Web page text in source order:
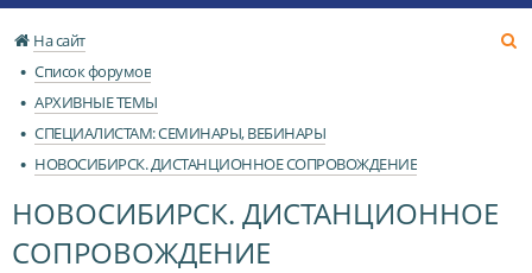
На сайт
Список форумов
АРХИВНЫЕ ТЕМЫ
СПЕЦИАЛИСТАМ: СЕМИНАРЫ, ВЕБИНАРЫ
НОВОСИБИРСК. ДИСТАНЦИОННОЕ СОПРОВОЖДЕНИЕ
НОВОСИБИРСК. ДИСТАНЦИОННОЕ
СОПРОВОЖДЕНИЕ